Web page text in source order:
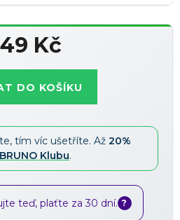
Kč
DO KOŠÍKU
tím víc ušetříte. Až 20%
BRUNO Klubu.
teď, plaťte za 30 dní. ?